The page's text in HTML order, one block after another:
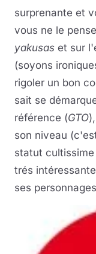
surprenante et
vous ne le
yakusas et sur
(soyons
rigoler un bon
sait se
référence (GTO
son niveau
statut
trés
ses